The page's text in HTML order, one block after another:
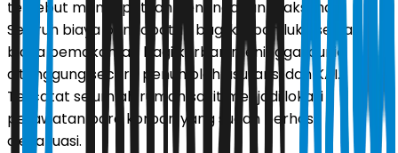
tersebut mendapatkan penanganan maksimal.
Seluruh biaya pengobatan bagi korban luka serta
biaya pemakaman bagi korban meninggal dunia
ditanggung secara penuh oleh asuransi dan KAI.
Tercatat sejumlah rumah sakit menjadi lokasi
perawatan para korban yang sudah berhasil
dievakuasi.